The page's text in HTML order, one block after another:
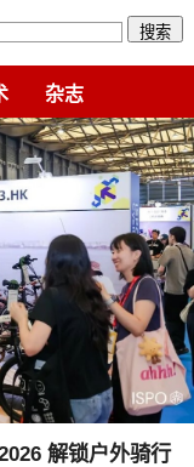
搜索
杂志
解锁户外骑行